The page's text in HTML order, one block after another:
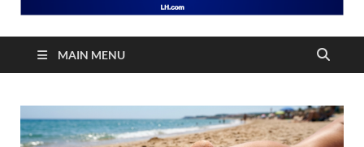
MAIN MENU